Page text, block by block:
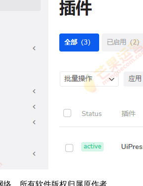
，所有软件版权归属原作者。